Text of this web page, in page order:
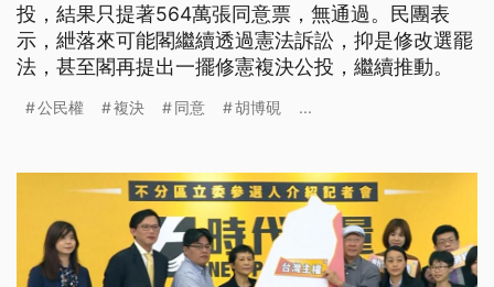
投，結果只提著564萬張同意票，無通過。民團表
示，紲落來可能閣繼續透過憲法訴訟，抑是修改選罷
法，甚至閣再提出一擺修憲複決公投，繼續推動。
公民權 複決 同意 胡博硯 ...